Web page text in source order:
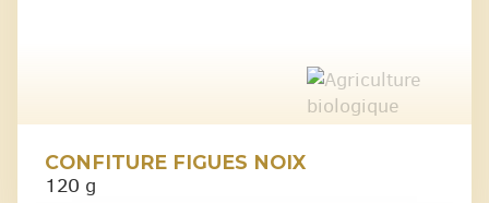
CONFITURE FIGUES NOIX
120 g